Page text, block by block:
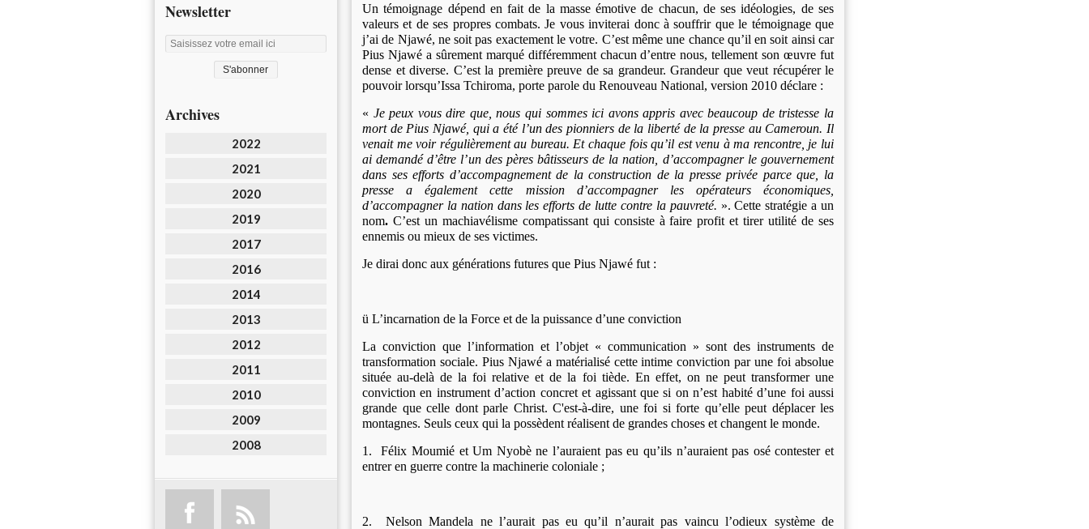
Newsletter
Archives
2022
2021
2020
2019
2017
2016
2014
2013
2012
2011
2010
2009
2008
Un témoignage dépend en fait de la masse émotive de chacun, de ses idéologies, de ses
valeurs et de ses propres combats. Je vous inviterai donc à souffrir que le témoignage que
j’ai de Njawé, ne soit pas exactement le votre. C’est même une chance qu’il en soit ainsi car
Pius Njawé a sûrement marqué différemment chacun d’entre nous, tellement son œuvre fut
dense et diverse. C’est la première preuve de sa grandeur. Grandeur que veut récupérer le
pouvoir lorsqu’Issa Tchiroma, porte parole du Renouveau National, version 2010 déclare :
« Je peux vous dire que, nous qui sommes ici avons appris avec beaucoup de tristesse la
mort de Pius Njawé, qui a été l’un des pionniers de la liberté de la presse au Cameroun. Il
venait me voir régulièrement au bureau. Et chaque fois qu’il est venu à ma rencontre, je lui
ai demandé d’être l’un des pères bâtisseurs de la nation, d’accompagner le gouvernement
dans ses efforts d’accompagnement de la construction de la presse privée parce que, la
presse a également cette mission d’accompagner les opérateurs économiques,
d’accompagner la nation dans les efforts de lutte contre la pauvreté. ». Cette stratégie a un
nom. C’est un machiavélisme compatissant qui consiste à faire profit et tirer utilité de ses
ennemis ou mieux de ses victimes.
Je dirai donc aux générations futures que Pius Njawé fut :
ü L’incarnation de la Force et de la puissance d’une conviction
La conviction que l’information et l’objet « communication » sont des instruments de
transformation sociale. Pius Njawé a matérialisé cette intime conviction par une foi absolue
située au-delà de la foi relative et de la foi tiède. En effet, on ne peut transformer une
conviction en instrument d’action concret et agissant que si on n’est habité d’une foi aussi
grande que celle dont parle Christ. C'est-à-dire, une foi si forte qu’elle peut déplacer les
montagnes. Seuls ceux qui la possèdent réalisent de grandes choses et changent le monde.
1.
Félix Moumié et Um Nyobè ne l’auraient pas eu qu’ils n’auraient pas osé contester et
entrer en guerre contre la machinerie coloniale ;
2.
Nelson Mandela ne l’aurait pas eu qu’il n’aurait pas vaincu l’odieux système de